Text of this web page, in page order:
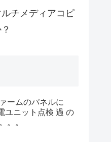
チメディアコピ
ームのパネルに
ユニット点検 過 の
。。